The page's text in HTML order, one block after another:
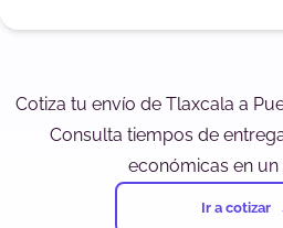
Cotiza tu envío de Tlaxcala a
Consulta tiempos de
económicas en un
Ir a cotizar